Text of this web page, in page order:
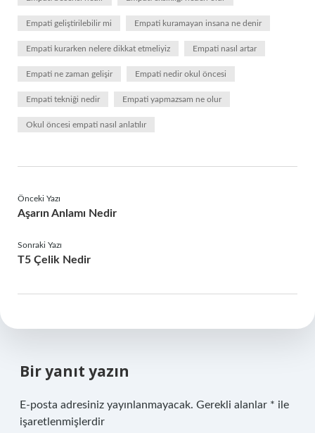
Empati geliştirilebilir mi Empati kuramayan insana ne denir
Empati kurarken nelere dikkat etmeliyiz Empati nasıl artar
Empati ne zaman gelişir Empati nedir okul öncesi
Empati tekniği nedir Empati yapmazsam ne olur
Okul öncesi empati nasıl anlatılır
Önceki Yazı
Aşarın Anlamı Nedir
Sonraki Yazı
T5 Çelik Nedir
Bir yanıt yazın
E-posta adresiniz yayınlanmayacak. Gerekli alanlar * ile
işaretlenmişlerdir